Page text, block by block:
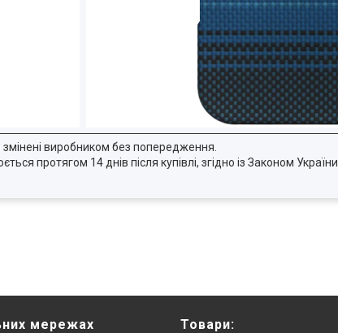
виробником без попередження.
протягом 14 днів після купівлі, згідно із Законом України
мережах Товари: